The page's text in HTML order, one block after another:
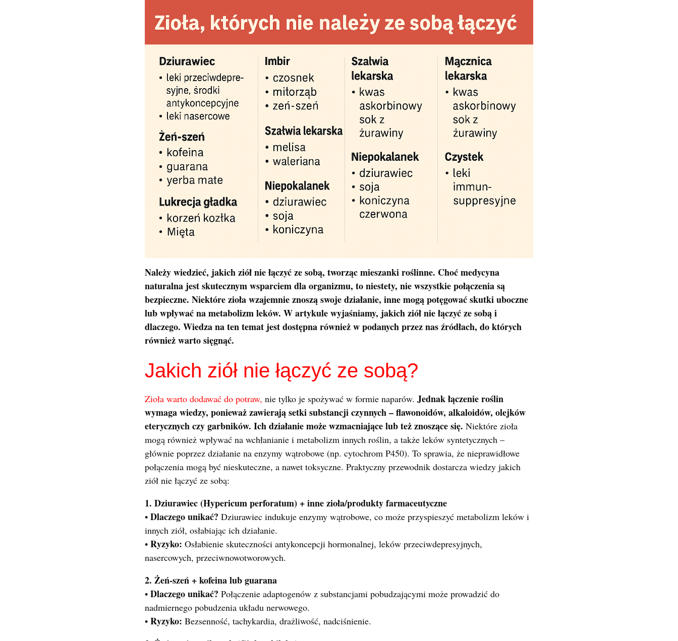
Należy wiedzieć, jakich ziół nie łączyć ze sobą, tworząc mieszanki roślinne. Choć medycyna
naturalna jest skutecznym wsparciem dla organizmu, to niestety, nie wszystkie połączenia są
bezpieczne. Niektóre zioła wzajemnie znoszą swoje działanie, inne mogą potęgować skutki uboczne
lub wpływać na metabolizm leków. W artykule wyjaśniamy, jakich ziół nie łączyć ze sobą i
dlaczego. Wiedza na ten temat jest dostępna również w podanych przez nas źródłach, do których
również warto sięgnąć.
Jakich ziół nie łączyć ze sobą?
Zioła warto dodawać do potraw, nie tylko je spożywać w formie naparów. Jednak łączenie roślin
wymaga wiedzy, ponieważ zawierają setki substancji czynnych – flawonoidów, alkaloidów, olejków
eterycznych czy garbników. Ich działanie może wzmacniające lub też znoszące się. Niektóre zioła
mogą również wpływać na wchłanianie i metabolizm innych roślin, a także leków syntetycznych –
głównie poprzez działanie na enzymy wątrobowe (np. cytochrom P450). To sprawia, że nieprawidłowe
połączenia mogą być nieskuteczne, a nawet toksyczne. Praktyczny przewodnik dostarcza wiedzy jakich
ziół nie łączyć ze sobą:
1. Dziurawiec (Hypericum perforatum) + inne zioła/produkty farmaceutyczne
• Dlaczego unikać? Dziurawiec indukuje enzymy wątrobowe, co może przyspieszyć metabolizm leków i
innych ziół, osłabiając ich działanie.
• Ryzyko: Osłabienie skuteczności antykoncepcji hormonalnej, leków przeciwdepresyjnych,
nasercowych, przeciwnowotworowych.
2. Żeń-szeń + kofeina lub guarana
• Dlaczego unikać? Połączenie adaptogenów z substancjami pobudzającymi może prowadzić do
nadmiernego pobudzenia układu nerwowego.
• Ryzyko: Bezsenność, tachykardia, drażliwość, nadciśnienie.